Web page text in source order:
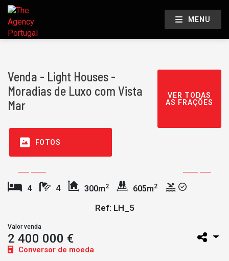
MENU
Venda - Light Houses -
Moradias de Luxo com Vista
Mar
VER TODAS
AS FRAÇÕES
FOTOS
4 4 300m2 605m2
Ref: LH_5
Valor venda
2 400 000 €
Conversor de moeda